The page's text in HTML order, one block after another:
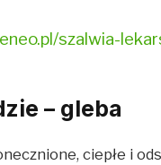
szalwia-
– gleba
ciepłe i